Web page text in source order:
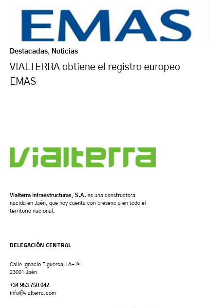
Destacadas, Noticias
VIALTERRA obtiene el registro europeo
EMAS
Vialterra Infraestructuras, S.A. es una constructora
nacida en Jaén, que hoy cuenta con presencia en todo el
territorio nacional.
DELEGACIÓN CENTRAL
Calle Ignacio Figueroa,1A-1º
23001 Jaén
+34 953 750 042
info@vialterra.com